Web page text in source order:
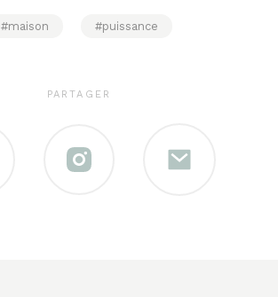
PARTAGER
#maison #puissance